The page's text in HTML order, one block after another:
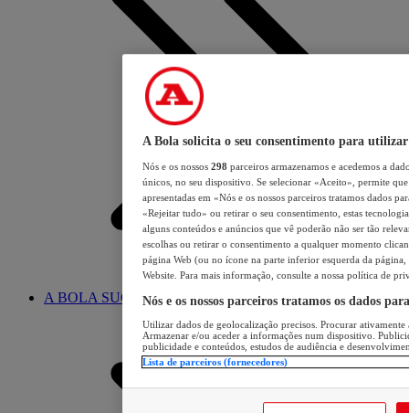
A BOLA SUGERE
A Bola solicita o seu consentimento para utilizar
Nós e os nossos 298 parceiros armazenamos e acedemos a
únicos, no seu dispositivo. Se selecionar «Aceito», permite
apresentadas em «Nós e os nossos parceiros tratamos dados
«Rejeitar tudo» ou retirar o seu consentimento, estas
alguns conteúdos e anúncios que vê poderão não ser tão
escolhas ou retirar o consentimento a qualquer momento
página Web (ou no ícone na parte inferior esquerda da página,
Website. Para mais informação, consulte a nossa política de
Nós e os nossos parceiros tratamos os dados
Utilizar dados de geolocalização precisos. Procurar
Armazenar e/ou aceder a informações num dispositivo.
publicidade e conteúdos, estudos de audiência e
Lista de parceiros (fornecedores)